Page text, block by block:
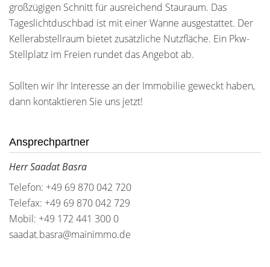
großzügigen Schnitt für ausreichend Stauraum. Das
Tageslichtduschbad ist mit einer Wanne ausgestattet. Der
Kellerabstellraum bietet zusätzliche Nutzfläche. Ein Pkw-
Stellplatz im Freien rundet das Angebot ab.
Sollten wir Ihr Interesse an der Immobilie geweckt haben,
dann kontaktieren Sie uns jetzt!
Ansprechpartner
Herr Saadat Basra
Telefon: +49 69 870 042 720
Telefax: +49 69 870 042 729
Mobil: +49 172 441 300 0
saadat.basra@mainimmo.de